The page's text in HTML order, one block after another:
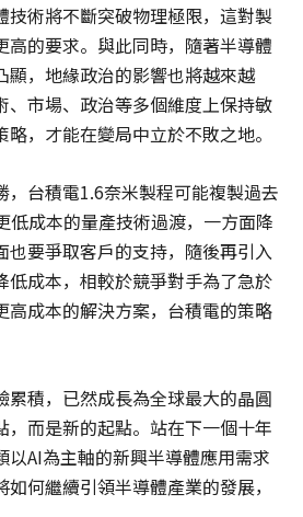
技術將不斷突破物理極限，這對製
高的要求。與此同時，隨著半導體
顯，地緣政治的影響也將越來越
、市場、政治等多個維度上保持敏
，才能在變局中立於不敗之地。
，台積電1.6奈米製程可能複製過去
低成本的量產技術過渡，一方面降
也要爭取客戶的支持，隨後再引入
低成本，相較於競爭對手為了急於
高成本的解決方案，台積電的策略
累積，已然成長為全球最大的晶圓
，而是新的起點。站在下一個十年
以AI為主軸的新興半導體應用需求
何繼續引領半導體產業的發展，